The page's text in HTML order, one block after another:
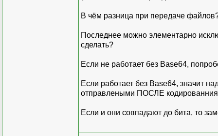
В чём разница при передаче
Последнее можно элементарно
сделать?
Если не работает без Base64,
Если работает без Base64, значит
отправлеными ПОСЛЕ
Если и они совпадают до бита, то